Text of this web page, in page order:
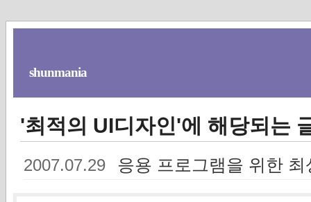
shunmania
'최적의 UI디자인'에 해당되는
2007.07.29 응용 프로그램을 위한